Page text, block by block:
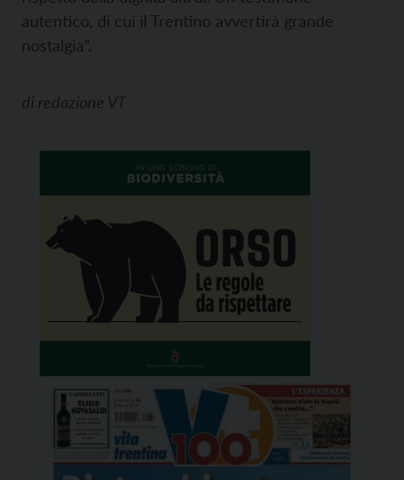
autentico, di cui il Trentino avvertirà grande
nostalgia”.
di redazione VT